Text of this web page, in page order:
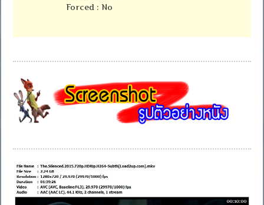
Forced : No